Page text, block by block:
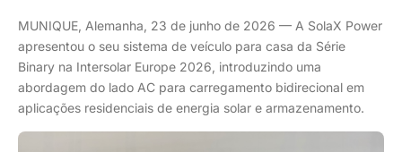
MUNIQUE, Alemanha, 23 de junho de 2026 — A SolaX Power
apresentou o seu sistema de veículo para casa da Série
Binary na Intersolar Europe 2026, introduzindo uma
abordagem do lado AC para carregamento bidirecional em
aplicações residenciais de energia solar e armazenamento.